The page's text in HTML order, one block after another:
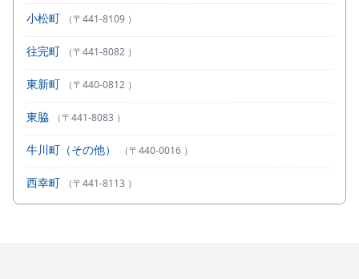
小松町 （〒441-8109 ）
往完町 （〒441-8082 ）
東新町 （〒440-0812 ）
東脇 （〒441-8083 ）
牛川町（その他） （〒440-0016 ）
西幸町 （〒441-8113 ）